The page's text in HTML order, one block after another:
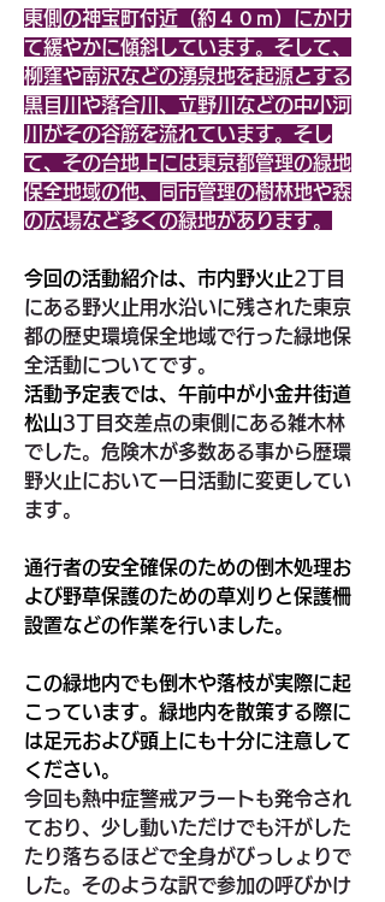
東側の神宝町付近（約４０ｍ）にかけ
て緩やかに傾斜しています。そして、
柳窪や南沢などの湧泉地を起源とする
黒目川や落合川、立野川などの中小河
川がその谷筋を流れています。そし
て、その台地上には東京都管理の緑地
保全地域の他、同市管理の樹林地や森
の広場など多くの緑地があります。
今回の活動紹介は、市内野火止2丁目
にある野火止用水沿いに残された東京
都の歴史環境保全地域で行った緑地保
全活動についてです。
活動予定表では、午前中が小金井街道
松山3丁目交差点の東側にある雑木林
でした。危険木が多数ある事から歴環
野火止において一日活動に変更してい
ます。
通行者の安全確保のための倒木処理お
よび野草保護のための草刈りと保護柵
設置などの作業を行いました。
この緑地内でも倒木や落枝が実際に起
こっています。緑地内を散策する際に
は足元および頭上にも十分に注意して
ください。
今回も熱中症警戒アラートも発令され
ており、少し動いただけでも汗がした
たり落ちるほどで全身がびっしょりで
した。そのような訳で参加の呼びかけ